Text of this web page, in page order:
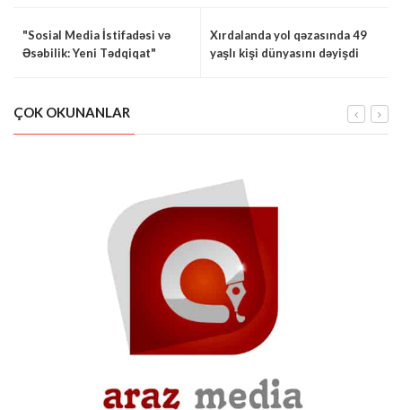
"Sosial Media İstifadəsi və
Əsəbilik: Yeni Tədqiqat"
Xırdalanda yol qəzasında 49
yaşlı kişi dünyasını dəyişdi
ÇOK OKUNANLAR